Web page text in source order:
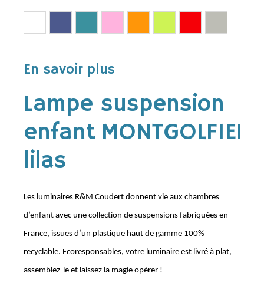
En savoir plus
Lampe suspension
enfant MONTGOLFIERE
lilas
Les luminaires R&M Coudert donnent vie aux chambres
d’enfant avec une collection de suspensions fabriquées en
France, issues d’un plastique haut de gamme 100%
recyclable. Ecoresponsables, votre luminaire est livré à plat,
assemblez-le et laissez la magie opérer !